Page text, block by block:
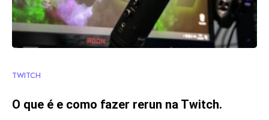
TWITCH
O que é e como fazer rerun na Twitch.